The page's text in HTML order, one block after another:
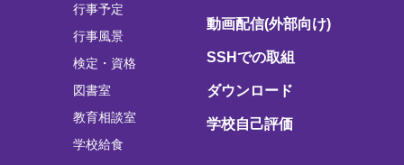
行事予定
行事風景
検定・資格
図書室
教育相談室
学校給食
動画配信(外部向け)
SSHでの取組
ダウンロード
学校自己評価